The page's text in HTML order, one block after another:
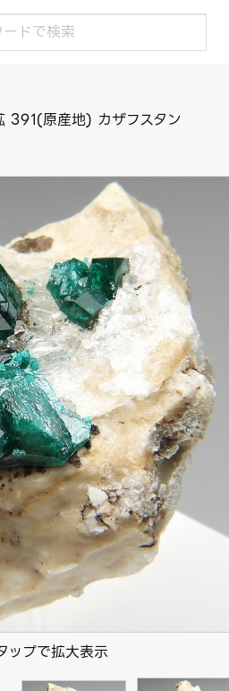
391(原産地) カザフスタン
ップで拡大表示